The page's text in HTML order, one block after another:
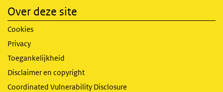
Over deze site
Cookies
Privacy
Toegankelijkheid
Disclaimer en copyright
Coordinated Vulnerability Disclosure